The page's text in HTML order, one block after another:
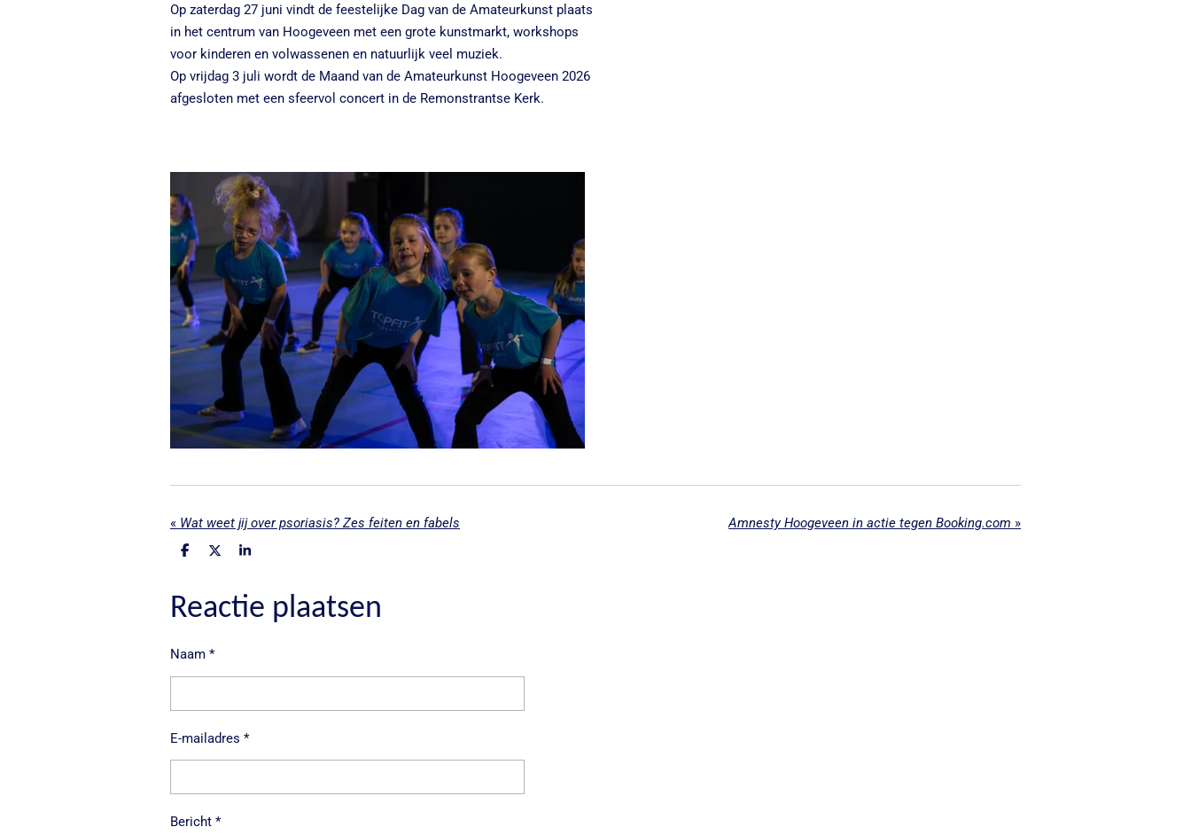
Op zaterdag 27 juni vindt de feestelijke Dag van de Amateurkunst plaats
in het centrum van Hoogeveen met een grote kunstmarkt, workshops
voor kinderen en volwassenen en natuurlijk veel muziek.
Op vrijdag 3 juli wordt de Maand van de Amateurkunst Hoogeveen 2026
afgesloten met een sfeervol concert in de Remonstrantse Kerk.
« Wat weet jij over psoriasis? Zes feiten en fabels Amnesty Hoogeveen in actie tegen Booking.com »
D
e
n
D
S
r
e
Reactie plaatsen
Naam *
E-mailadres *
Bericht *